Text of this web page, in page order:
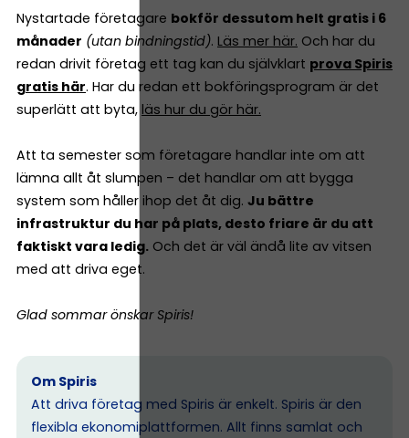
Nystartade företagare bokför dessutom helt gratis i 6
månader (utan bindningstid). Läs mer här. Och har du
redan drivit företag ett tag kan du självklart prova Spiris
gratis här. Har du redan ett bokföringsprogram är det
superlätt att byta, läs hur du gör här.
Att ta semester som företagare handlar inte om att
lämna allt åt slumpen – det handlar om att bygga
system som håller ihop det åt dig. Ju bättre
infrastruktur du har på plats, desto friare är du att
faktiskt vara ledig. Och det är väl ändå lite av vitsen
med att driva eget.
Glad sommar önskar Spiris!
Om Spiris
Att driva företag med Spiris är enkelt. Spiris är den
flexibla ekonomiplattformen. Allt finns samlat och